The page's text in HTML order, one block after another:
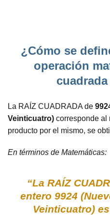
¿Cómo se
operación
La RAÍZ CUADRADA de
Veinticuatro) corresponde al
producto por el mismo, se
En términos de Matemáticas:
“La RAÍZ
entero 9924
Veinticuatro)